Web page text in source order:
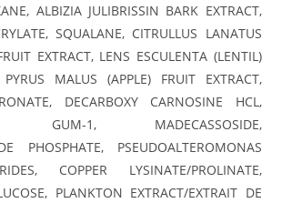
ALBIZIA JULIBRISSIN BARK EXTRACT,
SQUALANE, CITRULLUS LANATUS
EXTRACT, LENS ESCULENTA (LENTIL)
MALUS (APPLE) FRUIT EXTRACT,
DECARBOXY CARNOSINE HCL,
GUM-1, MADECASSOSIDE,
PHOSPHATE, PSEUDOALTEROMONAS
COPPER LYSINATE/PROLINATE,
PLANKTON EXTRACT/EXTRAIT DE